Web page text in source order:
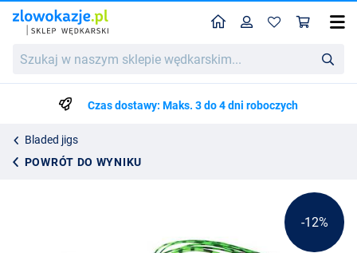
w
wędkarskim...
HomeProfil
Czas dostawy: Maks. 3 do 4 dni roboczych
Bladed jigs
POWRÓT DO WYNIKU
Fox Rage Bladed Jig 12g
34.99
30.94
-12%